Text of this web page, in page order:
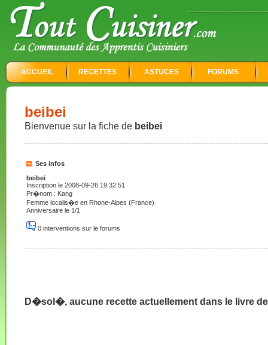
ACCUEIL RECETTES ASTUCES FORUMS
beibei
Bienvenue sur la fiche de beibei
Ses infos
beibei
Inscription le 2008-09-26 19:32:51
Pr�nom : Kang
Femme localis�e en Rhone-Alpes (France)
Anniversaire le 1/1
0 interventions sur le forums
D�sol�, aucune recette actuellement dans le livre